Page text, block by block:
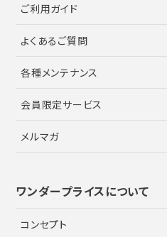
ご利用ガイド
よくあるご質問
各種メンテナンス
会員限定サービス
メルマガ
ワンダープライスについて
コンセプト